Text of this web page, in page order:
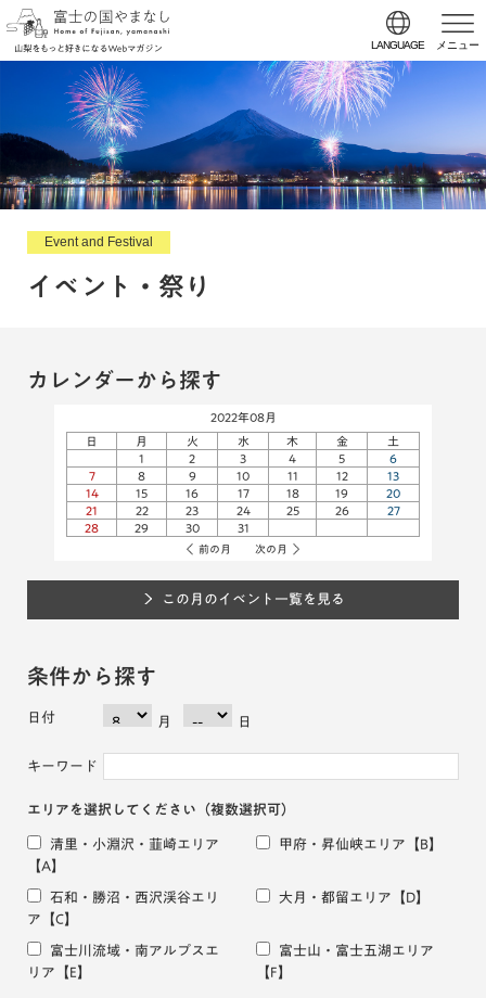
LANGUAGE メニュー
Event and Festival
イベント・祭り
カレンダーから探す
2022年08月
日
月 火 水 木 金
土
1
2 3 4 5
6
7
8 9 10 11 12
13
14
15 16 17 18 19
20
21
22 23 24 25 26
27
28
29 30 31
前の月 次の月
この月のイベント一覧を見る
条件から探す
日付 月 日
キーワード
エリアを選択してください （複数選択可）
清里・小淵沢・韮崎エリア
【A】
甲府・昇仙峡エリア 【B】
石和・勝沼・西沢渓谷エリ
ア 【C】
大月・都留エリア 【D】
富士川流域・南アルプスエ
リア 【E】
富士山・富士五湖エリア
【F】